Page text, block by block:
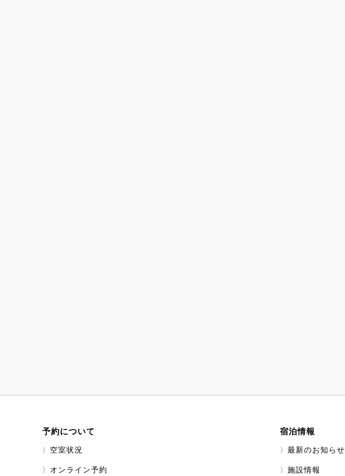
予約について
空室状況
オンライン予約
宿泊情報
最新のお知らせ
施設情報